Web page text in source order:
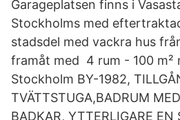
Garageplatsen finns i
Stockholms med
stadsdel med vackra hus
framåt med 4 rum - 100 m²
Stockholm BY-1982,
TVÄTTSTUGA,BADRUM
BADKAR, YTTERLIGARE